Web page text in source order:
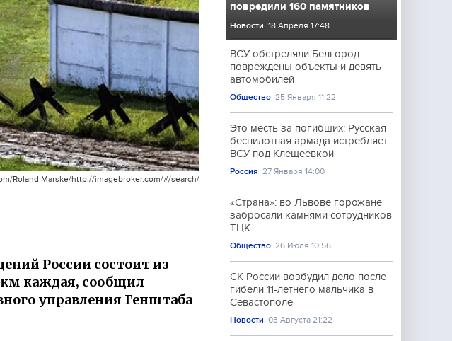
Roland Marske/http://imagebroker.com/#/search/
России состоит из
км каждая, сообщил
управления Генштаба
повредили 160 памятников
Новости 18 Апреля 17:48
ВСУ обстреляли Белгород:
повреждены объекты и девять
автомобилей
Общество 25 Января 11:22
Это месть за погибших: Русская
беспилотная армада истребляет
ВСУ под Клещеевкой
Россия 27 Января 14:00
«Страна»: во Львове горожане
забросали камнями сотрудников
ТЦК
Общество 26 Июля 10:56
СК России возбудил дело после
гибели 11-летнего мальчика в
Севастополе
Новости 03 Августа 21:22